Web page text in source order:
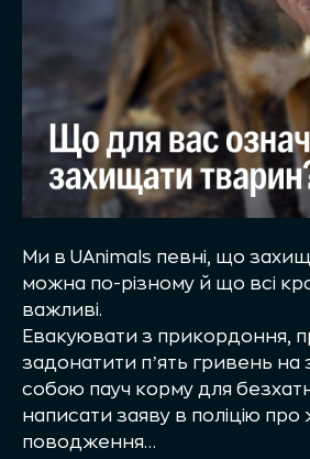
Ми в UAnimals певні, що
можна по-різному й що всі
важливі.
Евакуювати з прикордоння,
задонатити пʼять гривень на
собою пауч корму для
написати заяву в поліцію
поводження…